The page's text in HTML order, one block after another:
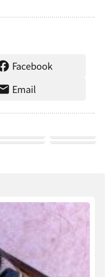
Facebook
Email